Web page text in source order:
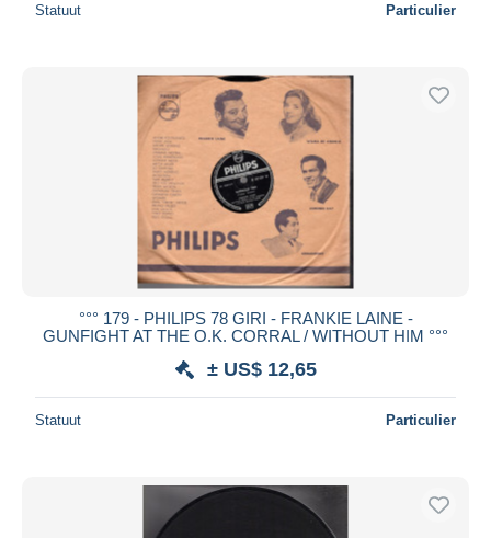
Statuut Particulier
°°° 179 - PHILIPS 78 GIRI - FRANKIE LAINE -
GUNFIGHT AT THE O.K. CORRAL / WITHOUT HIM °°°
± US$ 12,65
Statuut Particulier